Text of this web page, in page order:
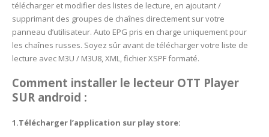
télécharger et modifier des listes de lecture, en ajoutant /
supprimant des groupes de chaînes directement sur votre
panneau d’utilisateur. Auto EPG pris en charge uniquement pour
les chaînes russes. Soyez sûr avant de télécharger votre liste de
lecture avec M3U / M3U8, XML, fichier XSPF formaté.
Comment installer le lecteur OTT Player
SUR android :
1.Télécharger l’application sur play store: